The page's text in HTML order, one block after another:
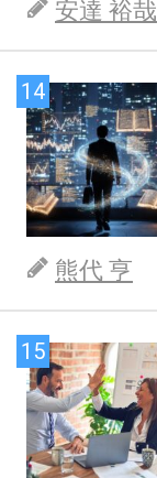
安達 裕哉
14
熊代 亨
15